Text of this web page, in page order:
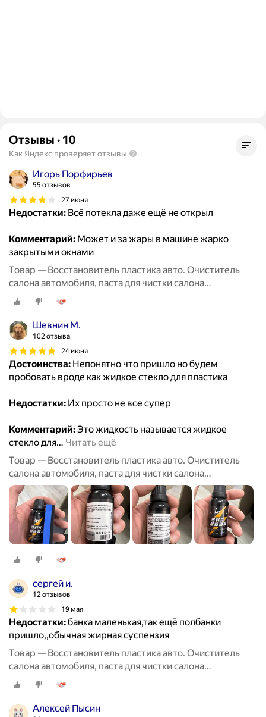
Отзывы · 10
Как Яндекс проверяет отзывы
Игорь Порфирьев
55 отзывов
27 июня
Недостатки: Всё потекла даже ещё не открыл
Комментарий: Может и за жары в машине жарко
закрытыми окнами
Товар — Восстановитель пластика авто. Очиститель
салона автомобиля, паста для чистки салона
автомобиля, восстановитель кожи.
Шевнин М.
102 отзыва
24 июня
Достоинства: Непонятно что пришло но будем
пробовать вроде как жидкое стекло для пластика
Недостатки: Их просто не все супер
Комментарий:Это жидкость называется жидкое
стекло для… Читать ещё
Товар — Восстановитель пластика авто. Очиститель
салона автомобиля, паста для чистки салона
автомобиля, восстановитель кожи.
сергей и.
12 отзывов
19 мая
Недостатки:банка маленькая,так ещё полбанки
пришло,,обычная жирная суспензия
Товар — Восстановитель пластика авто. Очиститель
салона автомобиля, паста для чистки салона
автомобиля, восстановитель кожи.
Алексей Пысин